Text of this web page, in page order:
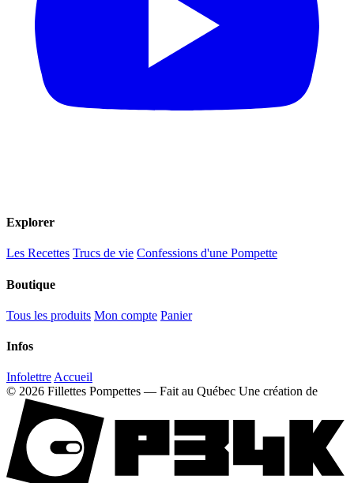
Explorer
Les Recettes Trucs de vie Confessions d'une Pompette
Boutique
Tous les produits Mon compte Panier
Infos
Infolettre Accueil
© 2026 Fillettes Pompettes — Fait au Québec Une création de